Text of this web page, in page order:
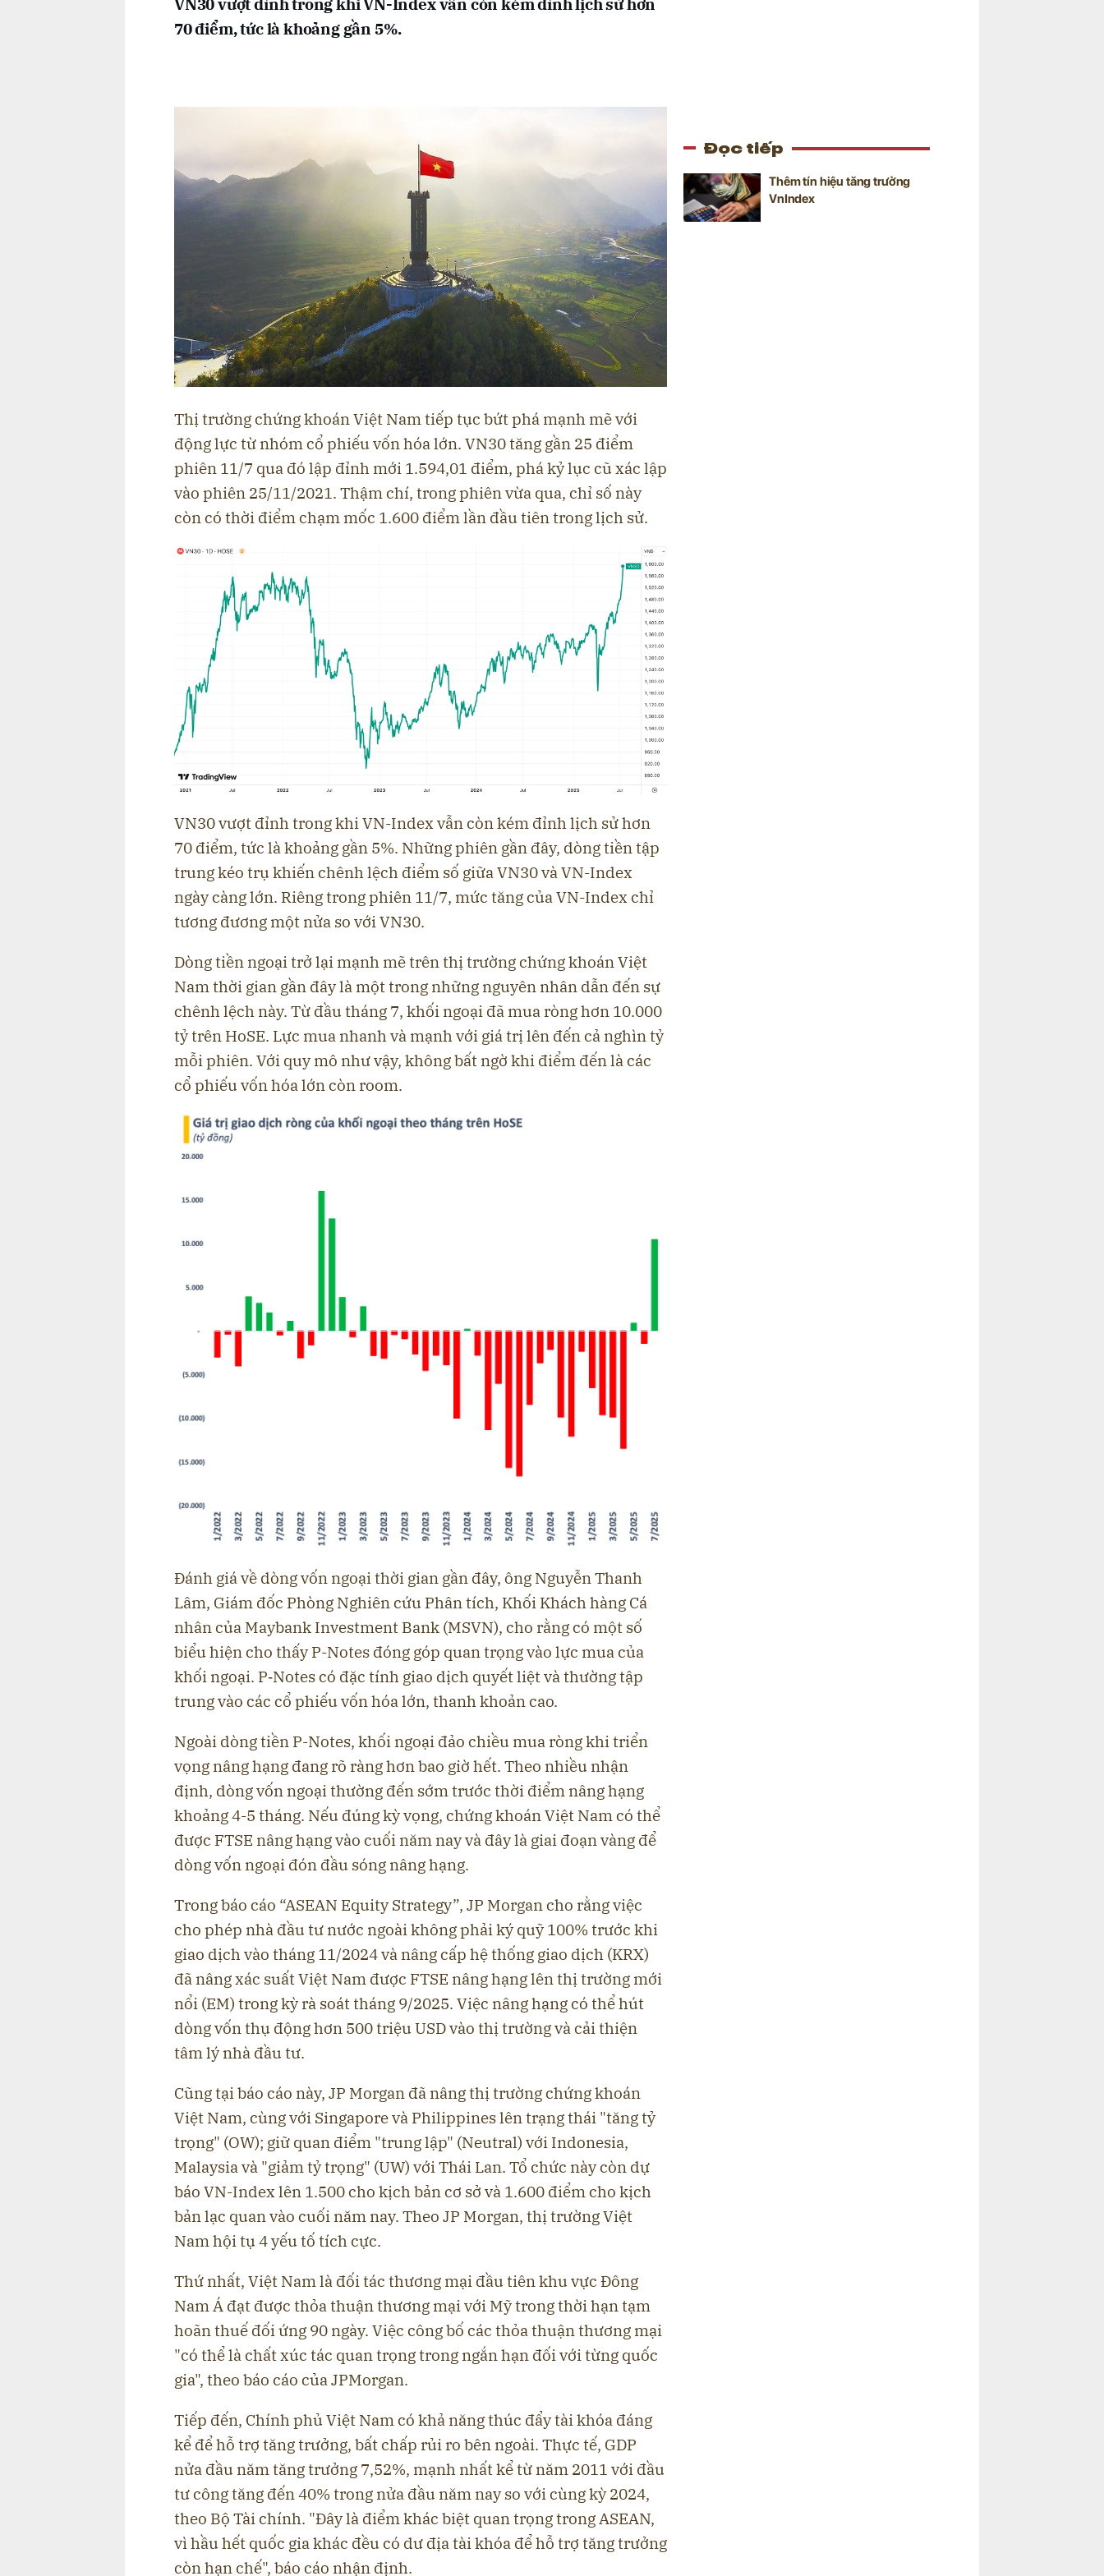
VN30 vượt đỉnh trong khi VN-Index vẫn còn kém đỉnh lịch sử hơn
70 điểm, tức là khoảng gần 5%.
Thị trường chứng khoán Việt Nam tiếp tục bứt phá mạnh mẽ với
động lực từ nhóm cổ phiếu vốn hóa lớn. VN30 tăng gần 25 điểm
phiên 11/7 qua đó lập đỉnh mới 1.594,01 điểm, phá kỷ lục cũ xác lập
vào phiên 25/11/2021. Thậm chí, trong phiên vừa qua, chỉ số này
còn có thời điểm chạm mốc 1.600 điểm lần đầu tiên trong lịch sử.
VN30 vượt đỉnh trong khi VN-Index vẫn còn kém đỉnh lịch sử hơn
70 điểm, tức là khoảng gần 5%. Những phiên gần đây, dòng tiền tập
trung kéo trụ khiến chênh lệch điểm số giữa VN30 và VN-Index
ngày càng lớn. Riêng trong phiên 11/7, mức tăng của VN-Index chỉ
tương đương một nửa so với VN30.
Dòng tiền ngoại trở lại mạnh mẽ trên thị trường chứng khoán Việt
Nam thời gian gần đây là một trong những nguyên nhân dẫn đến sự
chênh lệch này. Từ đầu tháng 7, khối ngoại đã mua ròng hơn 10.000
tỷ trên HoSE. Lực mua nhanh và mạnh với giá trị lên đến cả nghìn tỷ
mỗi phiên. Với quy mô như vậy, không bất ngờ khi điểm đến là các
cổ phiếu vốn hóa lớn còn room.
Đánh giá về dòng vốn ngoại thời gian gần đây, ông Nguyễn Thanh
Lâm, Giám đốc Phòng Nghiên cứu Phân tích, Khối Khách hàng Cá
nhân của Maybank Investment Bank (MSVN), cho rằng có một số
biểu hiện cho thấy P-Notes đóng góp quan trọng vào lực mua của
khối ngoại. P‑Notes có đặc tính giao dịch quyết liệt và thường tập
trung vào các cổ phiếu vốn hóa lớn, thanh khoản cao.
Ngoài dòng tiền P-Notes, khối ngoại đảo chiều mua ròng khi triển
vọng nâng hạng đang rõ ràng hơn bao giờ hết. Theo nhiều nhận
định, dòng vốn ngoại thường đến sớm trước thời điểm nâng hạng
khoảng 4-5 tháng. Nếu đúng kỳ vọng, chứng khoán Việt Nam có thể
được FTSE nâng hạng vào cuối năm nay và đây là giai đoạn vàng để
dòng vốn ngoại đón đầu sóng nâng hạng.
Trong báo cáo “ASEAN Equity Strategy”, JP Morgan cho rằng việc
cho phép nhà đầu tư nước ngoài không phải ký quỹ 100% trước khi
giao dịch vào tháng 11/2024 và nâng cấp hệ thống giao dịch (KRX)
đã nâng xác suất Việt Nam được FTSE nâng hạng lên thị trường mới
nổi (EM) trong kỳ rà soát tháng 9/2025. Việc nâng hạng có thể hút
dòng vốn thụ động hơn 500 triệu USD vào thị trường và cải thiện
tâm lý nhà đầu tư.
Cũng tại báo cáo này, JP Morgan đã nâng thị trường chứng khoán
Việt Nam, cùng với Singapore và Philippines lên trạng thái "tăng tỷ
trọng" (OW); giữ quan điểm "trung lập" (Neutral) với Indonesia,
Malaysia và "giảm tỷ trọng" (UW) với Thái Lan. Tổ chức này còn dự
báo VN-Index lên 1.500 cho kịch bản cơ sở và 1.600 điểm cho kịch
bản lạc quan vào cuối năm nay. Theo JP Morgan, thị trường Việt
Nam hội tụ 4 yếu tố tích cực.
Thứ nhất, Việt Nam là đối tác thương mại đầu tiên khu vực Đông
Nam Á đạt được thỏa thuận thương mại với Mỹ trong thời hạn tạm
hoãn thuế đối ứng 90 ngày. Việc công bố các thỏa thuận thương mại
"có thể là chất xúc tác quan trọng trong ngắn hạn đối với từng quốc
gia", theo báo cáo của JPMorgan.
Tiếp đến, Chính phủ Việt Nam có khả năng thúc đẩy tài khóa đáng
kể để hỗ trợ tăng trưởng, bất chấp rủi ro bên ngoài. Thực tế, GDP
nửa đầu năm tăng trưởng 7,52%, mạnh nhất kể từ năm 2011 với đầu
tư công tăng đến 40% trong nửa đầu năm nay so với cùng kỳ 2024,
theo Bộ Tài chính. "Đây là điểm khác biệt quan trọng trong ASEAN,
vì hầu hết quốc gia khác đều có dư địa tài khóa để hỗ trợ tăng trưởng
còn hạn chế", báo cáo nhận định.
Đọc tiếp
Thêm tín hiệu tăng trưởng
VnIndex